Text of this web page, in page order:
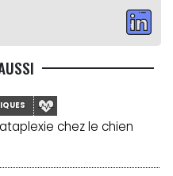
chez le chien